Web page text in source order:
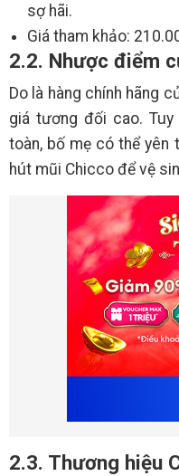
sợ hãi.
Giá tham khảo:
2.2. Nhược điểm
Do là hàng chính hãng
giá tương đối cao.
toàn, bố mẹ có thể yên
hút mũi Chicco để vệ
2.3. Thương hiệu